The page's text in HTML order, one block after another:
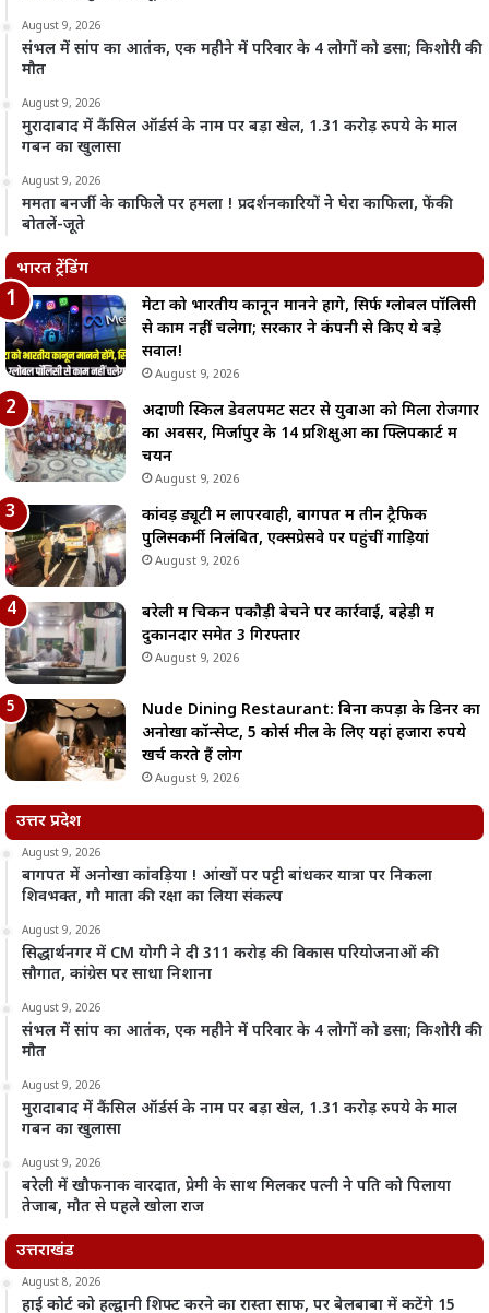
August 9, 2026
संभल में सांप का आतंक, एक महीने में परिवार के 4 लोगों को डसा; किशोरी की
मौत
August 9, 2026
मुरादाबाद में कैंसिल ऑर्डर्स के नाम पर बड़ा खेल, 1.31 करोड़ रुपये के माल
गबन का खुलासा
August 9, 2026
ममता बनर्जी के काफिले पर हमला ! प्रदर्शनकारियों ने घेरा काफिला, फेंकी
बोतलें-जूते
भारत ट्रेंडिंग
मेटा को भारतीय कानून मानने होंगे, सिर्फ ग्लोबल पॉलिसी
से काम नहीं चलेगा; सरकार ने कंपनी से किए ये बड़े
सवाल!
August 9, 2026
अदाणी स्किल डेवलपमेंट सेंटर से युवाओं को मिला रोजगार
का अवसर, मिर्जापुर के 14 प्रशिक्षुओं का फ्लिपकार्ट में
चयन
August 9, 2026
कांवड़ ड्यूटी में लापरवाही, बागपत में तीन ट्रैफिक
पुलिसकर्मी निलंबित, एक्सप्रेसवे पर पहुंचीं गाड़ियां
August 9, 2026
बरेली में चिकन पकौड़ी बेचने पर कार्रवाई, बहेड़ी में
दुकानदार समेत 3 गिरफ्तार
August 9, 2026
Nude Dining Restaurant: बिना कपड़ों के डिनर का
अनोखा कॉन्सेप्ट, 5 कोर्स मील के लिए यहां हजारों रुपये
खर्च करते हैं लोग
August 9, 2026
उत्तर प्रदेश
August 9, 2026
बागपत में अनोखा कांवड़िया ! आंखों पर पट्टी बांधकर यात्रा पर निकला
शिवभक्त, गौ माता की रक्षा का लिया संकल्प
August 9, 2026
सिद्धार्थनगर में CM योगी ने दी 311 करोड़ की विकास परियोजनाओं की
सौगात, कांग्रेस पर साधा निशाना
August 9, 2026
संभल में सांप का आतंक, एक महीने में परिवार के 4 लोगों को डसा; किशोरी की
मौत
August 9, 2026
मुरादाबाद में कैंसिल ऑर्डर्स के नाम पर बड़ा खेल, 1.31 करोड़ रुपये के माल
गबन का खुलासा
August 9, 2026
बरेली में खौफनाक वारदात, प्रेमी के साथ मिलकर पत्नी ने पति को पिलाया
तेजाब, मौत से पहले खोला राज
उत्तराखंड
August 8, 2026
हाई कोर्ट को हल्द्वानी शिफ्ट करने का रास्ता साफ, पर बेलबाबा में कटेंगे 15